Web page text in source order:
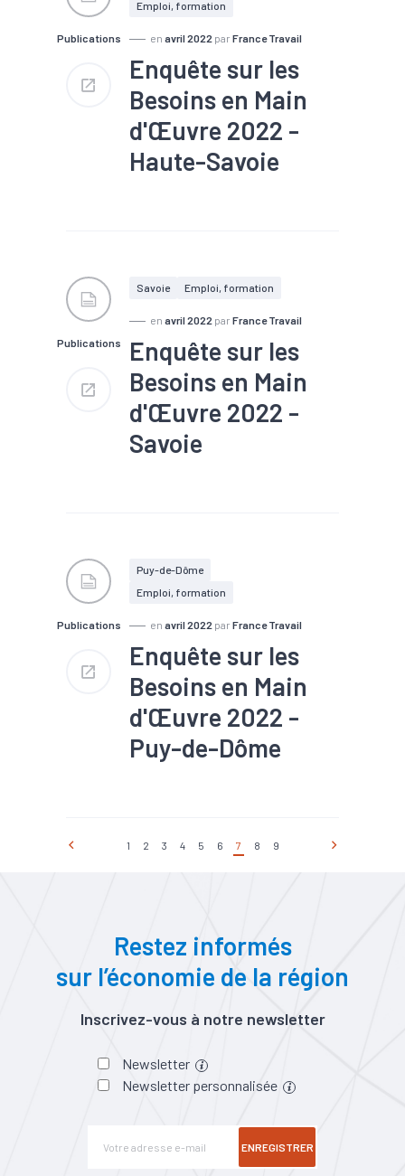
#Recrutement
Nombre de projets : 8 200
Part de projets difficiles : 65
%
Part de saisonniers : 29 %
Part des établissements
envisageant de recruter : 28 %
Publications
Emploi, formation
en avril 2022 par France Travail
Enquête sur les
Besoins en Main
d'Œuvre 2022 -
Haute-Savoie
d'oeuvre
#Marché du
#Recrutement
Nombre de projets : 39 600
Part de projets difficiles : 67
%
Part de saisonniers : 35 %
Part des établissements
Publications
Savoie Emploi, formation
en avril 2022 par France Travail
Enquête sur les
Besoins en Main
d'Œuvre 2022 -
Savoie
d'oeuvre
#Marché du
#Recrutement
Nombre de projets : 33 400
Part de projets difficiles : 60
%
Part de saisonniers : 48 %
Part des établissements
envisageant de recruter : 39 %
Publications
Puy-de-Dôme
Emploi, formation
en avril 2022 par France Travail
Enquête sur les
Besoins en Main
d'Œuvre 2022 -
Puy-de-Dôme
#Emploi saisonnier
#Formation
#Main
d'oeuvre
Nombre de projets : 24 900
Part de projets difficiles : 63
Part de saisonniers : 31 %
envisageant de recruter : 32 %
1 2 3 4 5 6 7 8 9
Restez informés
sur l’économie de la région
Inscrivez-vous à notre newsletter
Newsletter
Newsletter personnalisée
ENREGISTRER